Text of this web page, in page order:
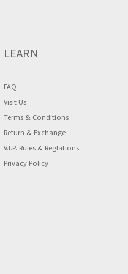
LEARN
FAQ
Visit Us
Terms & Conditions
Return & Exchange
V.I.P. Rules & Reglations
Privacy Policy